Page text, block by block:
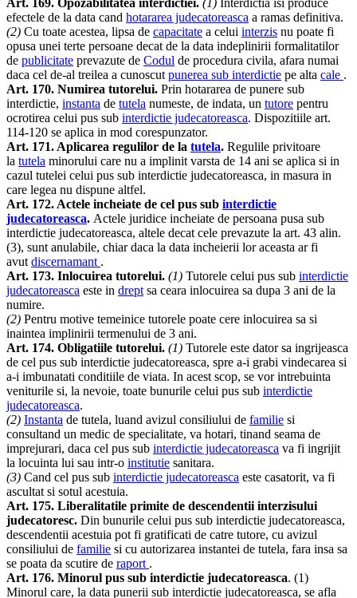
Art. 169. Opozabilitatea interdictiei. (1) Interdictia isi produce
efectele de la data cand hotararea judecatoreasca a ramas definitiva.
(2) Cu toate acestea, lipsa de capacitate a celui interzis nu poate fi
opusa unei terte persoane decat de la data indeplinirii formalitatilor
de publicitate prevazute de Codul de procedura civila, afara numai
daca cel de-al treilea a cunoscutpunerea sub interdictie pe alta cale .
Art. 170. Numirea tutorelui. Prin hotararea de punere sub
interdictie, instanta de tutela numeste, de indata, un tutore pentru
ocrotirea celui pus sub interdictie judecatoreasca. Dispozitiile art.
114-120 se aplica in mod corespunzator.
Art. 171. Aplicarea regulilor de la tutela. Regulile privitoare
la tutela minorului care nu a implinit varsta de 14 ani se aplica si in
cazul tutelei celui pus sub interdictie judecatoreasca, in masura in
care legea nu dispune altfel.
Art. 172. Actele incheiate de cel pus sub interdictie
judecatoreasca. Actele juridice incheiate de persoana pusa sub
interdictie judecatoreasca, altele decat cele prevazute la art. 43 alin.
(3), sunt anulabile, chiar daca la data incheierii lor aceasta ar fi
avutdiscernamant .
Art. 173. Inlocuirea tutorelui. (1) Tutorele celui pus sub interdictie
judecatoreasca este in dreptsa ceara inlocuirea sa dupa 3 ani de la
numire.
(2) Pentru motive temeinice tutorele poate cere inlocuirea sa si
inaintea implinirii termenului de 3 ani.
Art. 174. Obligatiile tutorelui. (1) Tutorele este dator sa ingrijeasca
de cel pus sub interdictie judecatoreasca, spre a-i grabi vindecarea si
a-i imbunatati conditiile de viata. In acest scop, se vor intrebuinta
veniturile si, la nevoie, toate bunurile celui pus sub interdictie
judecatoreasca.
(2) Instanta de tutela, luand avizul consiliului de familie si
consultand un medic de specialitate, va hotari, tinand seama de
imprejurari, daca cel pus sub interdictie judecatoreasca va fi ingrijit
la locuinta lui sau intr-o institutie sanitara.
(3) Cand cel pus sub interdictie judecatoreasca este casatorit, va fi
ascultat si sotul acestuia.
Art. 175. Liberalitatile primite de descendentii interzisului
judecatoresc. Din bunurile celui pus sub interdictie judecatoreasca,
descendentii acestuia pot fi gratificati de catre tutore, cu avizul
consiliului de familie si cu autorizarea instantei de tutela, fara insa sa
se poata da scutire de raport .
Art. 176. Minorul pus sub interdictie judecatoreasca. (1)
Minorul care, la data punerii sub interdictie judecatoreasca, se afla